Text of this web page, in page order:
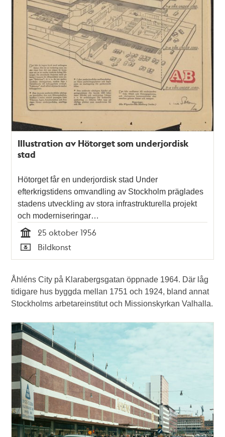
Illustration av Hötorget som underjordisk
stad
Hötorget får en underjordisk stad Under
efterkrigstidens omvandling av Stockholm präglades
stadens utveckling av stora infrastrukturella projekt
och moderniseringar…
Tid
25 oktober 1956
Typ
Bildkonst
Åhléns City på Klarabergsgatan öppnade 1964. Där låg
tidigare hus byggda mellan 1751 och 1924, bland annat
Stockholms arbetareinstitut och Missionskyrkan Valhalla.